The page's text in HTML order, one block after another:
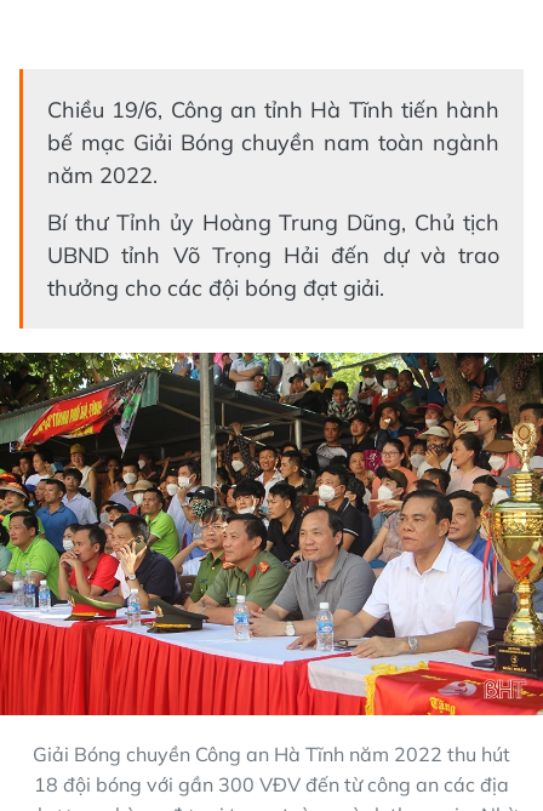
Chiều 19/6, Công an tỉnh Hà Tĩnh tiến hành
bế mạc Giải Bóng chuyền nam toàn ngành
năm 2022.
Bí thư Tỉnh ủy Hoàng Trung Dũng, Chủ tịch
UBND tỉnh Võ Trọng Hải đến dự và trao
thưởng cho các đội bóng đạt giải.
Giải Bóng chuyền Công an Hà Tĩnh năm 2022 thu hút
18 đội bóng với gần 300 VĐV đến từ công an các địa